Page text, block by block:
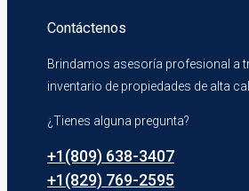
Contáctenos
Brindamos asesoría profesional a
inventario de propiedades de alta
¿Tienes alguna pregunta?
+1(809) 638-3407
+1(829) 769-2595